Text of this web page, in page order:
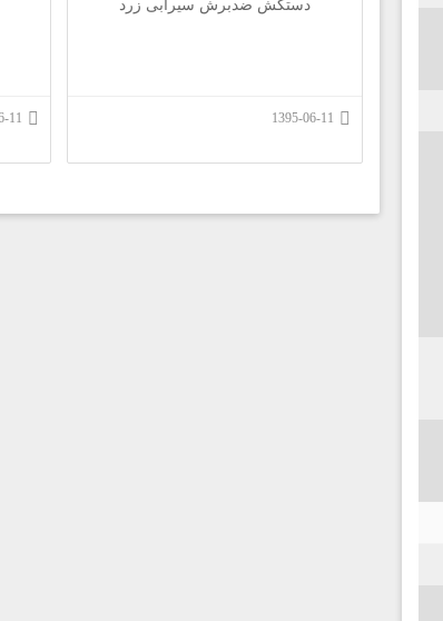
دستکش ضدبرش سیرابی زرد